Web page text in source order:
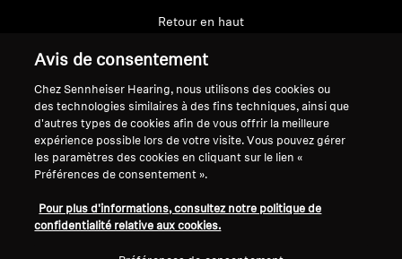
Support
Retour en haut
Mentions légales
Politique de confidentialité
générale
Conditions générales de vente en
ligne aux consommateurs
Notre entreprise
À propos de nous
Contacts presse
Avis de consentement
Chez Sennheiser Hearing, nous utilisons des cookies ou
des technologies similaires à des fins techniques, ainsi que
d'autres types de cookies afin de vous offrir la meilleure
expérience possible lors de votre visite. Vous pouvez gérer
les paramètres des cookies en cliquant sur le lien «
Préférences de consentement ».
Pour plus d'informations, consultez notre politique de
confidentialité relative aux cookies.